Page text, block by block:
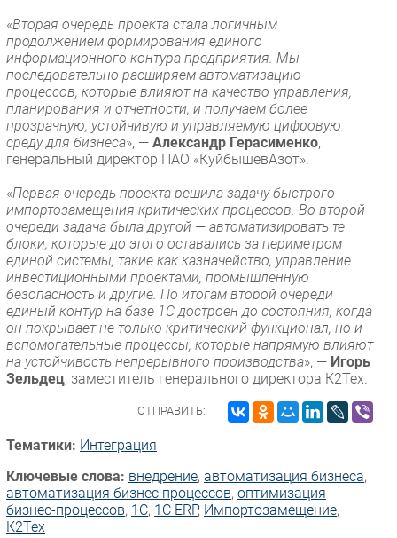
«Вторая очередь проекта стала логичным
продолжением формирования единого
информационного контура предприятия. Мы
последовательно расширяем автоматизацию
процессов, которые влияют на качество управления,
планирования и отчетности, и получаем более
прозрачную, устойчивую и управляемую цифровую
среду для бизнеса», — Александр Герасименко,
генеральный директор ПАО «КуйбышевАзот».
«Первая очередь проекта решила задачу быстрого
импортозамещения критических процессов. Во второй
очереди задача была другой — автоматизировать те
блоки, которые до этого оставались за периметром
единой системы, такие как казначейство, управление
инвестиционными проектами, промышленную
безопасность и другие. По итогам второй очереди
единый контур на базе 1С достроен до состояния, когда
он покрывает не только критический функционал, но и
вспомогательные процессы, которые напрямую влияют
на устойчивость непрерывного производства», — Игорь
Зельдец, заместитель генерального директора К2Тех.
ОТПРАВИТЬ:
Тематики: Интеграция
Ключевые слова: внедрение, автоматизация бизнеса,
автоматизация бизнес процессов, оптимизация
бизнес-процессов, 1С, 1C ERP, Импорто­замещение,
К2Тех